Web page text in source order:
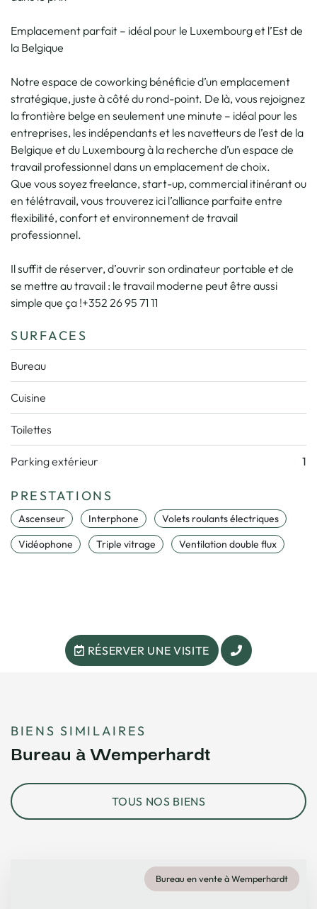
Emplacement parfait – idéal pour le Luxembourg et l’Est de
la Belgique
Notre espace de coworking bénéficie d’un emplacement
stratégique, juste à côté du rond-point. De là, vous rejoignez
la frontière belge en seulement une minute – idéal pour les
entreprises, les indépendants et les navetteurs de l’est de la
Belgique et du Luxembourg à la recherche d’un espace de
travail professionnel dans un emplacement de choix.
Que vous soyez freelance, start-up, commercial itinérant ou
en télétravail, vous trouverez ici l’alliance parfaite entre
flexibilité, confort et environnement de travail
professionnel.
Il suffit de réserver, d’ouvrir son ordinateur portable et de
se mettre au travail : le travail moderne peut être aussi
simple que ça !+352 26 95 71 11
SURFACES
Bureau
Cuisine
Toilettes
Parking extérieur 1
PRESTATIONS
Ascenseur Interphone
Volets roulants électriques
Vidéophone
Triple vitrage Ventilation double flux
RÉSERVER UNE VISITE
BIENS SIMILAIRES
Bureau à Wemperhardt
TOUS NOS BIENS
Bureau en vente à Wemperhardt